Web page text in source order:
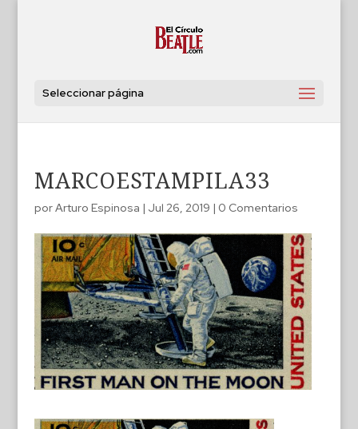
Seleccionar página
MARCOESTAMPILA33
porArturo Espinosa | Jul 26, 2019 | 0 Comentarios